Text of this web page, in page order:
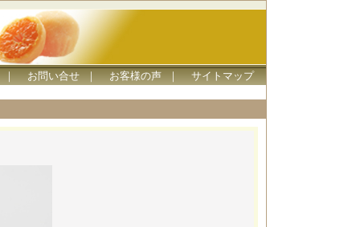
｜ お問い合せ ｜ お客様の声 ｜ サイトマップ